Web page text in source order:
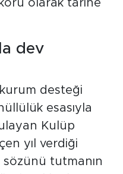
olarak tarihe
dev
desteği
esasıyla
Kulüp
yıl verdiği
tutmanın